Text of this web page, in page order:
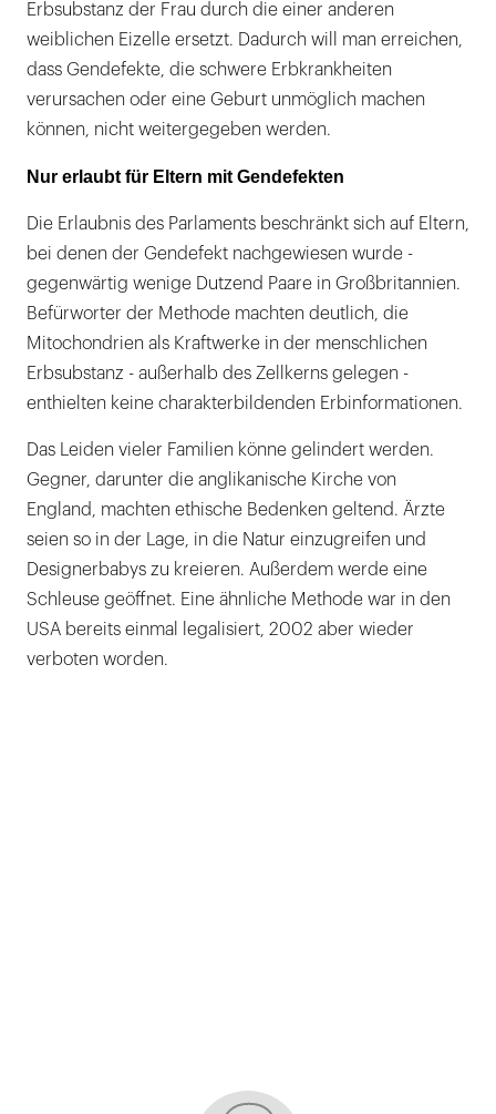
Erbsubstanz der Frau durch die einer anderen
weiblichen Eizelle ersetzt. Dadurch will man erreichen,
dass Gendefekte, die schwere Erbkrankheiten
verursachen oder eine Geburt unmöglich machen
können, nicht weitergegeben werden.
Nur erlaubt für Eltern mit Gendefekten
Die Erlaubnis des Parlaments beschränkt sich auf Eltern,
bei denen der Gendefekt nachgewiesen wurde -
gegenwärtig wenige Dutzend Paare in Großbritannien.
Befürworter der Methode machten deutlich, die
Mitochondrien als Kraftwerke in der menschlichen
Erbsubstanz - außerhalb des Zellkerns gelegen -
enthielten keine charakterbildenden Erbinformationen.
Das Leiden vieler Familien könne gelindert werden.
Gegner, darunter die anglikanische Kirche von
England, machten ethische Bedenken geltend. Ärzte
seien so in der Lage, in die Natur einzugreifen und
Designerbabys zu kreieren. Außerdem werde eine
Schleuse geöffnet. Eine ähnliche Methode war in den
USA bereits einmal legalisiert, 2002 aber wieder
verboten worden.